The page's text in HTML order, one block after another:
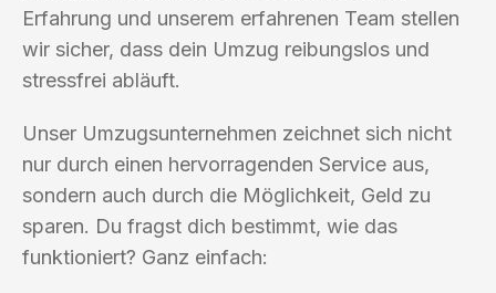
Erfahrung und unserem erfahrenen Team stellen
wir sicher, dass dein Umzug reibungslos und
stressfrei abläuft.
Unser Umzugsunternehmen zeichnet sich nicht
nur durch einen hervorragenden Service aus,
sondern auch durch die Möglichkeit, Geld zu
sparen. Du fragst dich bestimmt, wie das
funktioniert? Ganz einfach: